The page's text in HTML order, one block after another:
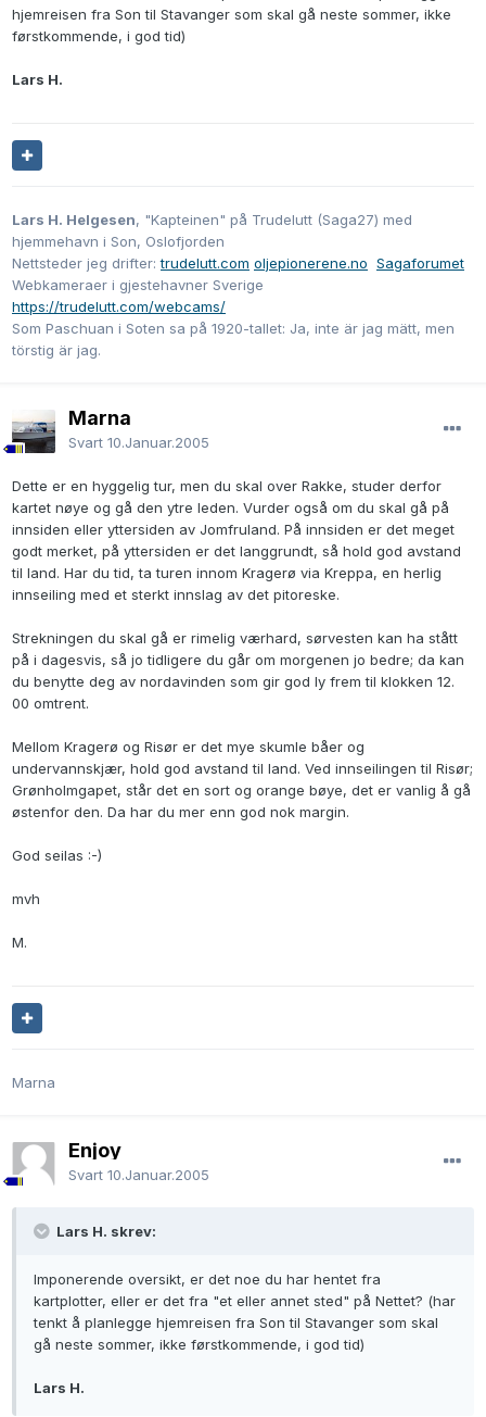
hjemreisen fra Son til Stavanger som skal gå neste sommer, ikke
førstkommende, i god tid)
Lars H.
Lars H. Helgesen, "Kapteinen" på Trudelutt (Saga27) med
hjemmehavn i Son, Oslofjorden
Nettsteder jeg drifter:trudelutt.com oljepionerene.no Sagaforumet
Webkameraer i gjestehavner Sverige
https://trudelutt.com/webcams/
Som Paschuan i Soten sa på 1920-tallet: Ja, inte är jag mätt, men
törstig är jag.
Marna
Svart 10.Januar.2005
Dette er en hyggelig tur, men du skal over Rakke, studer derfor
kartet nøye og gå den ytre leden. Vurder også om du skal gå på
innsiden eller yttersiden av Jomfruland. På innsiden er det meget
godt merket, på yttersiden er det langgrundt, så hold god avstand
til land. Har du tid, ta turen innom Kragerø via Kreppa, en herlig
innseiling med et sterkt innslag av det pitoreske.
Strekningen du skal gå er rimelig værhard, sørvesten kan ha stått
på i dagesvis, så jo tidligere du går om morgenen jo bedre; da kan
du benytte deg av nordavinden som gir god ly frem til klokken 12.
00 omtrent.
Mellom Kragerø og Risør er det mye skumle båer og
undervannskjær, hold god avstand til land. Ved innseilingen til Risør;
Grønholmgapet, står det en sort og orange bøye, det er vanlig å gå
østenfor den. Da har du mer enn god nok margin.
God seilas :-)
mvh
M.
Marna
Enjoy
Svart 10.Januar.2005
Lars H. skrev:
Imponerende oversikt, er det noe du har hentet fra
kartplotter, eller er det fra "et eller annet sted" på Nettet? (har
tenkt å planlegge hjemreisen fra Son til Stavanger som skal
gå neste sommer, ikke førstkommende, i god tid)
Lars H.